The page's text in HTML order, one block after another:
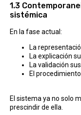
1.3
sistémica
En la fase actual:
La
La explicación
La validación
El
El sistema ya no solo
prescindir de ella.